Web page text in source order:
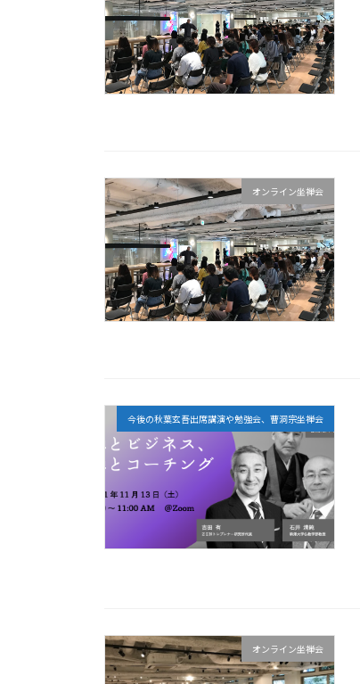
オンライン坐禅会
今後の秋葉玄吾出席講演や勉強会、曹洞宗坐禅会
オンライン坐禅会